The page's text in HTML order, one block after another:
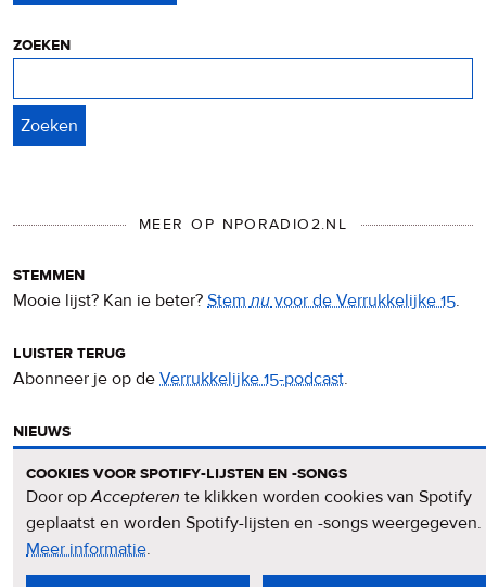
zoeken
MEER OP NPORADIO2.NL
stemmen
Mooie lijst? Kan ie beter? Stemnuvoor de Verrukkelijke 15.
luister terug
Abonneer je op de Verrukkelijke 15-podcast.
nieuws
nieuwsbrief
Meld je aan voor deVerrukkelijke 15-nieuwsbrief.
cookies voor spotify-lijsten en -songs
Door opAccepteren te klikken worden cookies van Spotify
geplaatst en worden Spotify-lijsten en -songs weergegeven.
Meer informatieover
privacy
.